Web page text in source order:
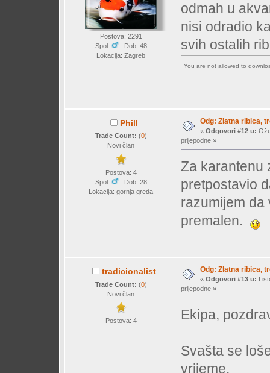
Postova: 2291
Spol:
Dob: 48
Lokacija: Zagreb
odmah u
nisi odradio
svih ostalih
You are not allowed to
Phill
Trade Count: (0)
Novi član
Postova: 4
Spol:
Dob: 28
Lokacija: gornja greda
Odg: Zlatna ribica,
« Odgovori #12 u:
prijepodne »
Za karantenu
pretpostavio
razumijem da
premalen.
tradicionalist
Trade Count: (0)
Novi član
Postova: 4
Odg: Zlatna ribica,
« Odgovori #13 u:
prijepodne »
Ekipa,
Svašta se
vrijeme.